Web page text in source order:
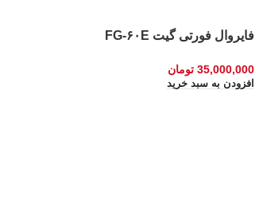
فایروال فورتی گیت FG-۶۰E
35,000,000 تومان
افزودن به سبد خرید